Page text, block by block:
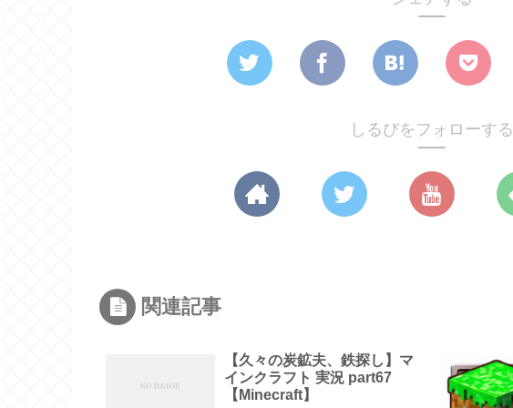
しるびをフォローする
関連記事
【久々の炭鉱夫、鉄探し】マ
インクラフト 実況 part67
【Minecraft】